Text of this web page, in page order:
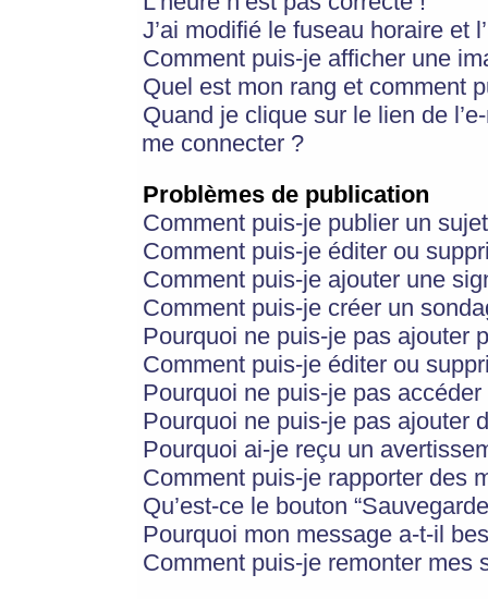
J’ai modifié le fuseau horaire et
Comment puis-je afficher une
Quel est mon rang et comment
Quand je clique sur le lien de
me connecter ?
Problèmes de publication
Comment puis-je publier un
Comment puis-je éditer ou
Comment puis-je ajouter une
Comment puis-je créer un
Pourquoi ne puis-je pas ajouter
Comment puis-je éditer ou
Pourquoi ne puis-je pas
Pourquoi ne puis-je pas ajouter
Pourquoi ai-je reçu un
Comment puis-je rapporter des
Qu’est-ce le bouton
Pourquoi mon message a-t-il
Comment puis-je remonter mes